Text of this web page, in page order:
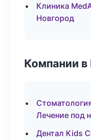
Клиника
Новгород
Компании в
Лечение под
Дентал Kids